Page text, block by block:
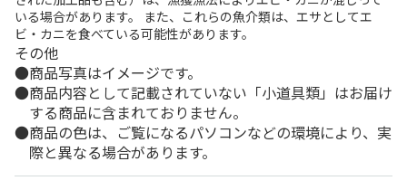
いる場合があります。 また、これらの魚介類は、エサとしてエ
ビ・カニを食べている可能性があります。
その他
商品写真はイメージです。
商品内容として記載されていない「小道具類」はお届け
する商品に含まれておりません。
商品の色は、ご覧になるパソコンなどの環境により、実
際と異なる場合があります。